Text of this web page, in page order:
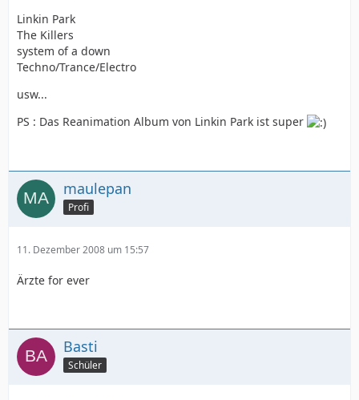
Linkin Park
The Killers
system of a down
Techno/Trance/Electro
usw...
PS : Das Reanimation Album von Linkin Park ist super
maulepan
Profi
11. Dezember 2008 um 15:57
Ärzte for ever
Basti
Schüler